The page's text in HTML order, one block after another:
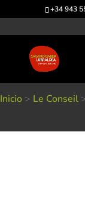
+34 943
Inicio > Le Conseil